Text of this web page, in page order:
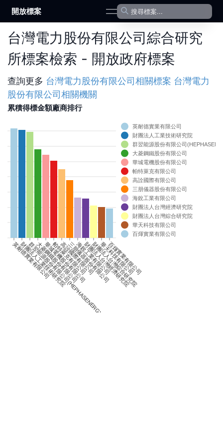
開放標案 open navigation menu
台灣電力股份有限公司綜合研究
所標案檢索 - 開放政府標案
查詢更多 台灣電力股份有限公司相關標案 台灣電力
股份有限公司相關機關
累積得標金額廠商排行
英耐德實業有限公司
財團法人工業技術研究院
群翌能源股份有限公司(HEPHASENERGYCO.,LTD.)
大菱鋼鐵股份有限公司
華城電機股份有限公司
帕特萊克有限公司
高詮國際有限公司
三朋儀器股份有限公司
海銳工業有限公司
財團法人台灣經濟研究院
財團法人台灣綜合研究院
華天科技有限公司
百煇實業有限公司
英耐德實業有限公司
財團法人工業技術研究院
群翌能源股份有限公司
大菱鋼鐵股份有限公司
華城電機股份有限公司
帕特萊克有限公司
高詮國際有限公司
三朋儀器股份有限公司
海銳工業有限公司
財團法人台灣經濟研究院
財團法人台灣綜合研究院
華天科技有限公司
百煇實業有限公司